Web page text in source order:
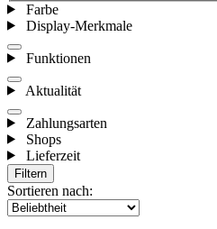
Farbe
Display-Merkmale
Funktionen
Aktualität
Zahlungsarten
Shops
Lieferzeit
Filtern
Sortieren nach: